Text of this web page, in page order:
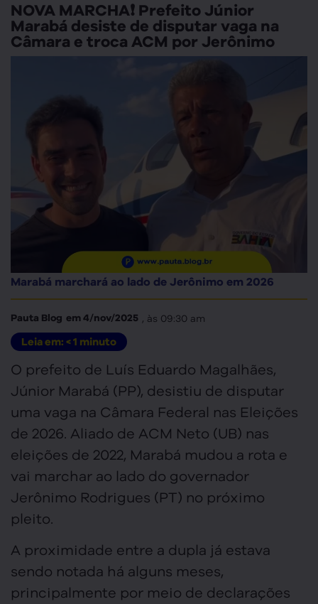
NOVA MARCHA❗ Prefeito Júnior
Marabá desiste de disputar vaga na
Câmara e troca ACM por Jerônimo
Marabá marchará ao lado de Jerônimo em 2026
Pauta Blog em4/nov/2025 , às 09:30 am
Leia em: < 1 minuto
O prefeito de Luís Eduardo Magalhães,
Júnior Marabá (PP), desistiu de disputar
uma vaga na Câmara Federal nas Eleições
de 2026. Aliado de ACM Neto (UB) nas
eleições de 2022, Marabá mudou a rota e
vai marchar ao lado do governador
Jerônimo Rodrigues (PT) no próximo
pleito.
A proximidade entre a dupla já estava
sendo notada há alguns meses,
principalmente por meio de declarações